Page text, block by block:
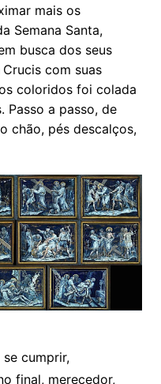
mais os
Semana Santa,
busca dos seus
com suas
coloridos foi colada
Passo a passo, de
chão, pés descalços,
se cumprir,
final, merecedor,